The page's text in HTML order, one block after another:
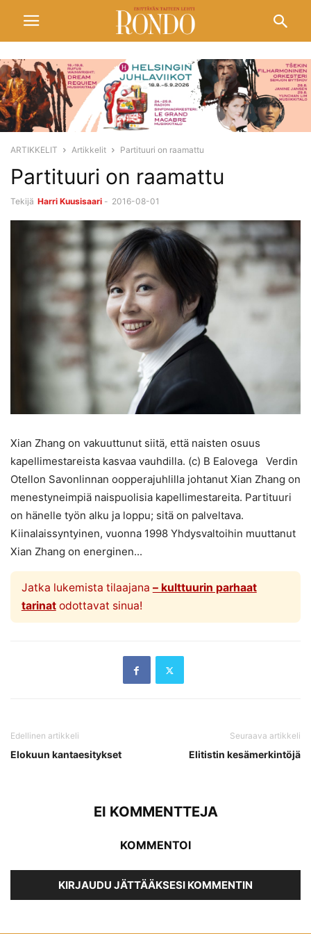
ARTIKKELIT Artikkelit Partituuri on raamattu
Partituuri on raamattu
Tekijä Harri Kuusisaari - 2016-08-01
Xian Zhang on vakuuttunut siitä, että naisten osuus
kapellimestareista kasvaa vauhdilla. (c) B Ealovega Verdin
Otellon Savonlinnan oopperajuhlilla johtanut Xian Zhang on
menestyneimpiä naispuolisia kapellimestareita. Partituuri
on hänelle työn alku ja loppu; sitä on palveltava.
Kiinalaissyntyinen, vuonna 1998 Yhdysvaltoihin muuttanut
Xian Zhang on energinen...
Jatka lukemista tilaajana – kulttuurin parhaat
tarinatodottavat sinua!
Edellinen artikkeli
Elokuun kantaesitykset
Seuraava artikkeli
Elitistin kesämerkintöjä
EI KOMMENTTEJA
KOMMENTOI
KIRJAUDU JÄTTÄÄKSESI KOMMENTIN